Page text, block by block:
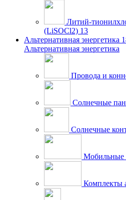
Литий-
(LiSOCl2) 13
Альтернативная энергетика
Альтернативная энергетика
Провода и
Солнечные
Солнечные
Мобильные
Комплекты